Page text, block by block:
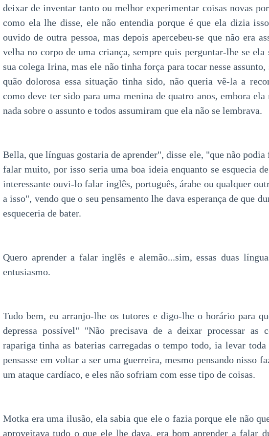
deixar de inventar tanto ou melhor experimentar coisas novas
como ela lhe disse, ele não entendia porque é que ela dizia
ouvido de outra pessoa, mas depois apercebeu-se que não era
velha no corpo de uma criança, sempre quis perguntar-lhe se ela
sua colega Irina, mas ele não tinha força para tocar nesse
quão dolorosa essa situação tinha sido, não queria vê-la a
como deve ter sido para uma menina de quatro anos, embora ela
nada sobre o assunto e todos assumiram que ela não se lembrava.
Bella, que línguas gostaria de aprender", disse ele, "que não
falar muito, por isso seria uma boa ideia enquanto se esquecia
interessante ouvi-lo falar inglês, português, árabe ou qualquer
a isso", vendo que o seu pensamento lhe dava esperança de que
esqueceria de bater.
Quero aprender a falar inglês e alemão...sim, essas duas
entusiasmo.
Tudo bem, eu arranjo-lhe os tutores e digo-lhe o horário para
depressa possível" "Não precisava de a deixar processar as
rapariga tinha as baterias carregadas o tempo todo, ia levar
pensasse em voltar a ser uma guerreira, mesmo pensando nisso
um ataque cardíaco, e eles não sofriam com esse tipo de coisas.
Motka era uma ilusão, ela sabia que ele o fazia porque ele não
aproveitava tudo o que ele lhe dava, era bom aprender a falar